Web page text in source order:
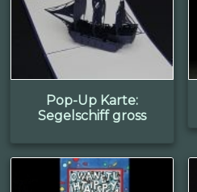
Pop-Up Karte:
Segelschiff gross